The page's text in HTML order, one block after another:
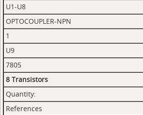
U1-U8
OPTOCOUPLER-NPN
1
U9
7805
8 Transistors
Quantity:
References